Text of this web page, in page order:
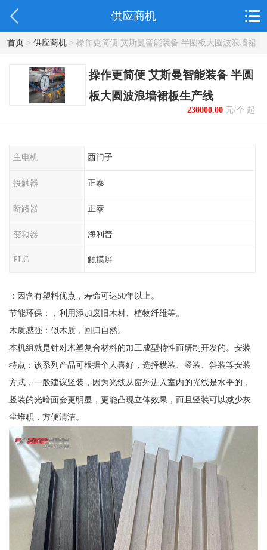
供应商机
首页> 供应商机> 操作更简便 艾斯曼智能装备 半圆板大圆波浪墙裙
板生产线
操作更简便 艾斯曼智能装备 半圆
板大圆波浪墙裙板生产线
230000.00元/个 起
主电机 西门子
接触器 正泰
断路器 正泰
变频器 海利普
PLC 触摸屏
：因含有塑料优点，寿命可达50年以上。
节能环保：，利用添加废旧木材、植物纤维等。
木质感强：似木质，回归自然。
本机组就是针对木塑复合材料的加工成型特性而研制开发的。安装
特点：该系列产品可根据个人喜好，选择横装、竖装、斜装等安装
方式，一般建议竖装，因为光线从窗外进入室内的光线是水平的，
竖装的光暗面会更明显，更能凸现立体效果，而且竖装可以减少灰
尘堆积，方便清洁。